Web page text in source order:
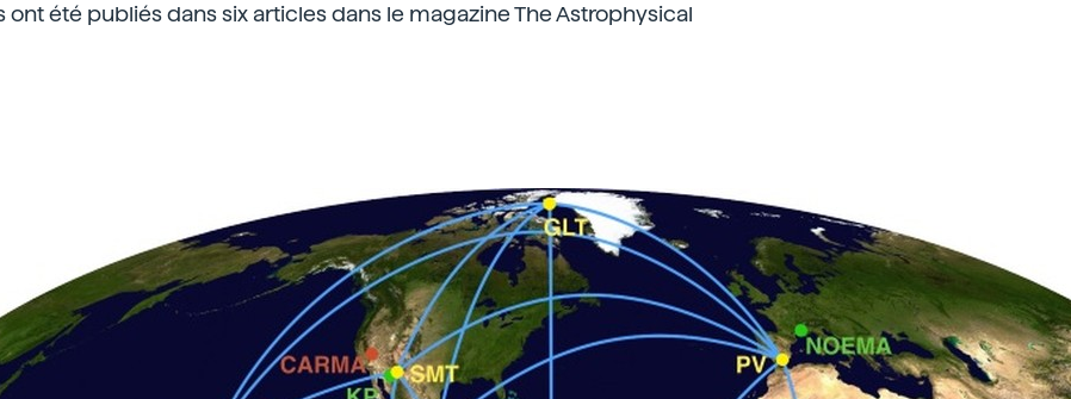
ont été publiés dans six articles dans le magazine The Astrophysical